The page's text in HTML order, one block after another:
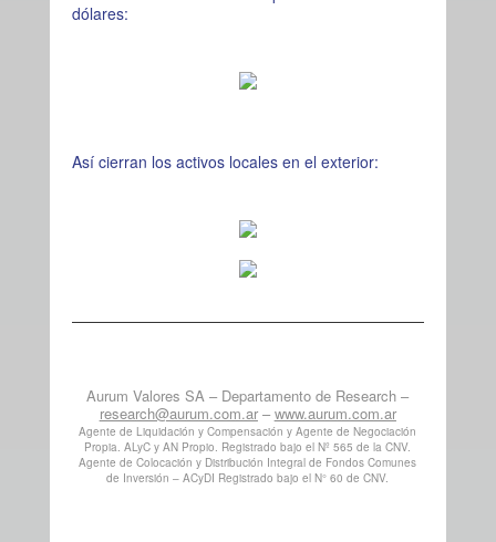
dólares:
Así cierran los activos locales en el exterior:
Aurum Valores SA – Departamento de Research –
research@aurum.com.ar– www.aurum.com.ar
Agente de Liquidación y Compensación y Agente de Negociación
Propia. ALyC y AN Propio. Registrado bajo el Nº 565 de la CNV.
Agente de Colocación y Distribución Integral de Fondos Comunes
de Inversión – ACyDI Registrado bajo el N° 60 de CNV.